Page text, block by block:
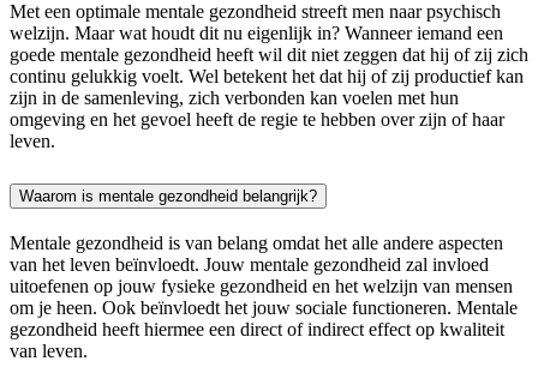
Met een optimale mentale gezondheid streeft men naar psychisch
welzijn. Maar wat houdt dit nu eigenlijk in? Wanneer iemand een
goede mentale gezondheid heeft wil dit niet zeggen dat hij of zij zich
continu gelukkig voelt. Wel betekent het dat hij of zij productief kan
zijn in de samenleving, zich verbonden kan voelen met hun
omgeving en het gevoel heeft de regie te hebben over zijn of haar
leven.
Waarom is mentale gezondheid belangrijk?
Mentale gezondheid is van belang omdat het alle andere aspecten
van het leven beïnvloedt. Jouw mentale gezondheid zal invloed
uitoefenen op jouw fysieke gezondheid en het welzijn van mensen
om je heen. Ook beïnvloedt het jouw sociale functioneren. Mentale
gezondheid heeft hiermee een direct of indirect effect op kwaliteit
van leven.